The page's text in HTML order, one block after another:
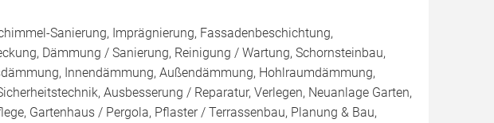
Sanierung, Imprägnierung, Fassadenbeschichtung,
Dämmung / Sanierung, Reinigung / Wartung, Schornsteinbau,
Innendämmung, Außendämmung, Hohlraumdämmung,
Ausbesserung / Reparatur, Verlegen, Neuanlage Garten,
Gartenhaus / Pergola, Pflaster / Terrassenbau, Planung & Bau,